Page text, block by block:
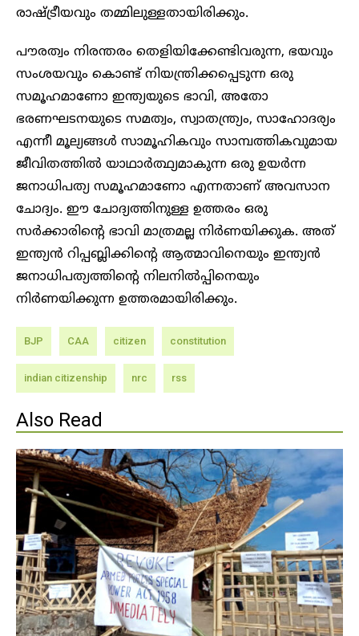
രാഷ്ട്രീയവും തമ്മിലുള്ളതായിരിക്കും.
പൗരത്വം നിരന്തരം തെളിയിക്കേണ്ടിവരുന്ന, ഭയവും
സംശയവും കൊണ്ട് നിയന്ത്രിക്കപ്പെടുന്ന ഒരു
സമൂഹമാണോ ഇന്ത്യയുടെ ഭാവി, അതോ
ഭരണഘടനയുടെ സമത്വം, സ്വാതന്ത്ര്യം, സാഹോദര്യം
എന്നീ മൂല്യങ്ങൾ സാമൂഹികവും സാമ്പത്തികവുമായ
ജീവിതത്തിൽ യാഥാർത്ഥ്യമാകുന്ന ഒരു ഉയർന്ന
ജനാധിപത്യ സമൂഹമാണോ എന്നതാണ് അവസാന
ചോദ്യം. ഈ ചോദ്യത്തിനുള്ള ഉത്തരം ഒരു
സർക്കാരിന്റെ ഭാവി മാത്രമല്ല നിർണയിക്കുക. അത്
ഇന്ത്യൻ റിപ്പബ്ലിക്കിന്റെ ആത്മാവിനെയും ഇന്ത്യൻ
ജനാധിപത്യത്തിന്റെ നിലനിൽപ്പിനെയും
നിർണയിക്കുന്ന ഉത്തരമായിരിക്കും.
BJP CAA citizen constitution
indian citizenship nrc rss
Also Read